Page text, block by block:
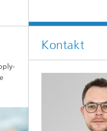
Kontakt